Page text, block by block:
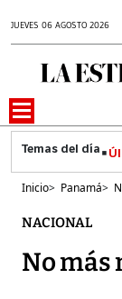
JUEVES 06 AGOSTO 2026
Inicio> Panamá>
NACIONAL
No más